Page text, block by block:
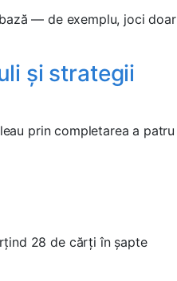
— de exemplu, joci doar
și strategii
prin completarea a patru
28 de cărți în șapte